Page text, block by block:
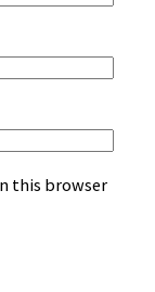
this browser